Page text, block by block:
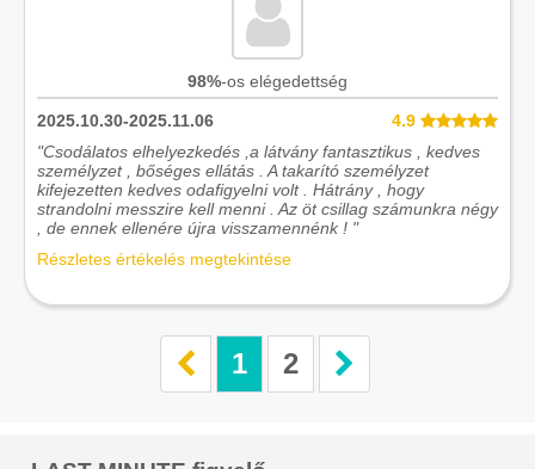
98%-os elégedettség
2025.10.30-2025.11.06
4.9
"Csodálatos elhelyezkedés ,a látvány fantasztikus , kedves
személyzet , bőséges ellátás . A takarító személyzet
kifejezetten kedves odafigyelni volt . Hátrány , hogy
strandolni messzire kell menni . Az öt csillag számunkra négy
, de ennek ellenére újra visszamennénk ! "
Részletes értékelés megtekintése
1 2